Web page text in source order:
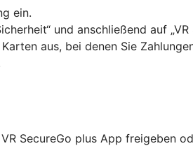
ein.
und anschließend auf „VR
aus, bei denen Sie
SecureGo plus App freigeben